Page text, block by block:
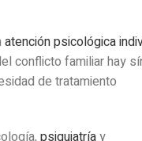
atención psicológica
conflicto familiar hay
de tratamiento
psiquiatríay